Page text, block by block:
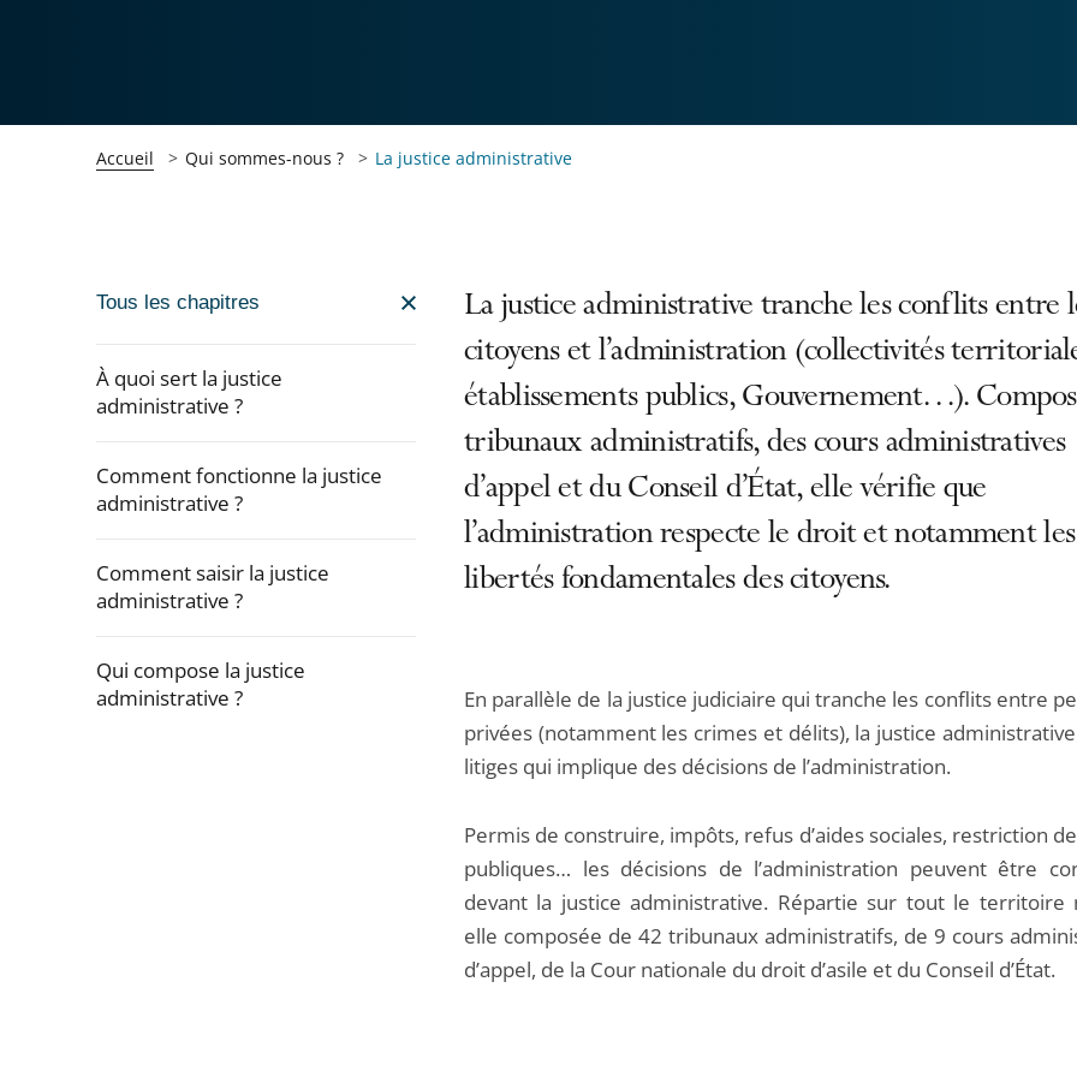
Accueil Qui sommes-nous ? La justice administrative
Passer
navigation
de
pour
arriver
Tous les chapitres
À quoi sert la justice
administrative ?
Comment fonctionne la justice
administrative ?
Comment saisir la justice
administrative ?
Qui compose la justice
administrative ?
La justice administrative tranche les conflits entre
citoyens et l’administration (collectivités
établissements publics, Gouvernement…).
tribunaux administratifs, des cours administratives
d’appel et du Conseil d’État, elle vérifie que
l’administration respecte le droit et notamment les
libertés fondamentales des citoyens.
En parallèle de la justice judiciaire qui tranche les conflits entre
privées (notamment les crimes et délits), la justice
litiges qui implique des décisions de l’administration.
Permis de construire, impôts, refus d’aides sociales, restriction
publiques… les décisions de l’administration peuvent être
devant la justice administrative. Répartie sur tout le territoire
elle composée de 42 tribunaux administratifs, de 9 cours
d’appel, de la Cour nationale du droit d’asile et du Conseil d’État.